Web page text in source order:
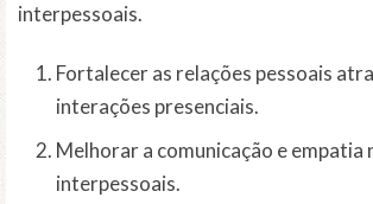
interpessoais.
Fortalecer as relações pessoais
interações presenciais.
Melhorar a comunicação e empatia
interpessoais.